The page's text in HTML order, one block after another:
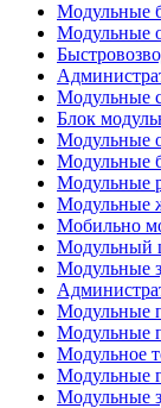
Модульные
Модульные
Модульные
Блок
Модульные
Модульные
Модульные
Модульные
Мобильно
Модульный
Модульные
Модульные
Модульные
Модульное
Модульные
Модульные